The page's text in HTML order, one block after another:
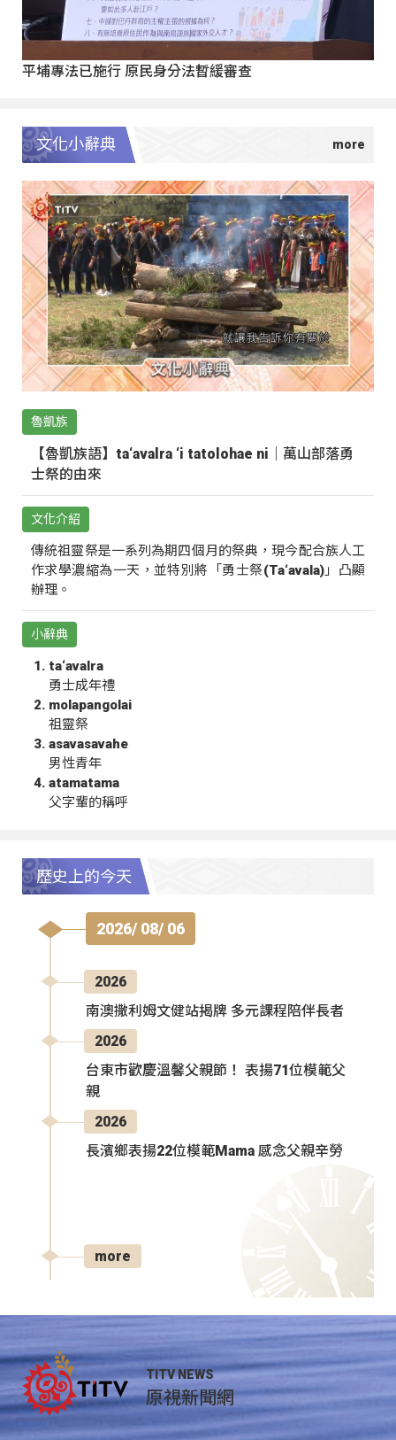
平埔專法已施行 原民身分法暫緩審查
文化小辭典
魯凱族
【魯凱族語】ta‘avalra ‘i tatolohae ni｜萬山部落勇
士祭的由來
文化介紹
傳統祖靈祭是一系列為期四個月的祭典，現今配合族人工
作求學濃縮為一天，並特別將「勇士祭(Ta‘avala)」凸顯
辦理。
小辭典
ta‘avalra
勇士成年禮
molapangolai
祖靈祭
asavasavahe
男性青年
atamatama
父字輩的稱呼
歷史上的今天
2026/ 08/ 06
2026
南澳撒利姆文健站揭牌 多元課程陪伴長者
2026
台東市歡慶溫馨父親節！ 表揚71位模範父
親
2026
長濱鄉表揚22位模範Mama 感念父親辛勞
more
TITV NEWS
原視新聞網